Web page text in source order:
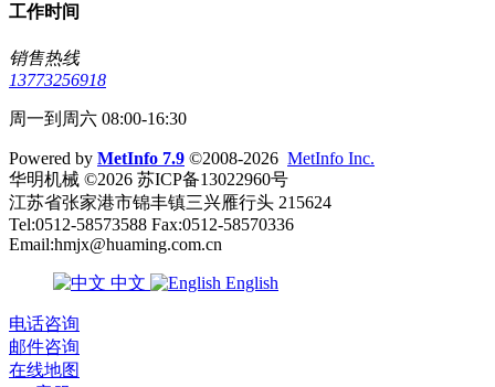
工作时间
销售热线
13773256918
周一到周六 08:00-16:30
Powered by MetInfo 7.9 ©2008-2026 MetInfo Inc.
华明机械 ©2026 苏ICP备13022960号
江苏省张家港市锦丰镇三兴雁行头 215624
Tel:0512-58573588 Fax:0512-58570336
Email:hmjx@huaming.com.cn
中文 English
电话咨询
邮件咨询
在线地图